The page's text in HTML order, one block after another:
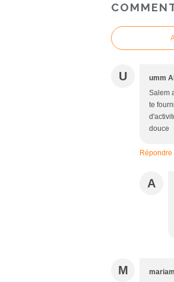
U umm
Salem
te
douce
Répondre
A
M mariam